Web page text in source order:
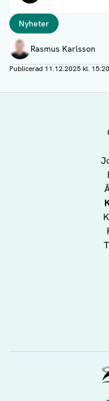
Taggar
Nyheter
Författare
Rasmus Karlsson
Visa profil
Publicerad 11.12.2025 kl. 15:20